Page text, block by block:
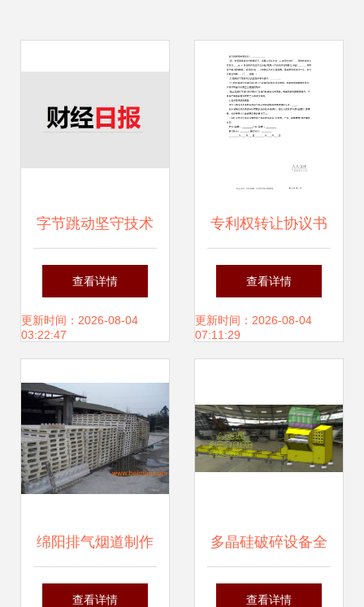
字节跳动坚守技术
自主，牧原股份再
陷机构抛售潮
查看详情
更新时间：2026-08-04
03:22:47
专利权转让协议书
查看详情
更新时间：2026-08-04
07:11:29
绵阳排气烟道制作
技术与产业发展概
查看详情
多晶硅破碎设备全
解析 价格、厂家、
查看详情